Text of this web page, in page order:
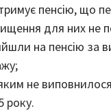
пенсію, що
для них не
на пенсію за
не
року.